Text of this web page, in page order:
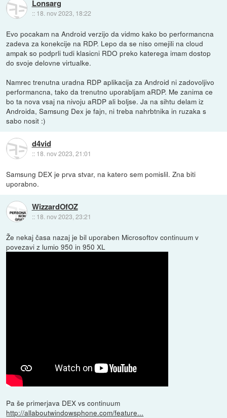
Lonsarg
:: 18. nov 2023, 18:22
Evo pocakam na Android verzijo da vidmo kako bo performancna
zadeva za konekcije na RDP. Lepo da se niso omejili na cloud
ampak so podprli tudi klasicni RDO preko katerega imam dostop
do svoje delovne virtualke.
Namrec trenutna uradna RDP aplikacija za Android ni zadovoljivo
performancna, tako da trenutno uporabljam aRDP. Me zanima ce
bo ta nova vsaj na nivoju aRDP ali boljse. Ja na sihtu delam iz
Androida, Samsung Dex je fajn, ni treba nahrbtnika in ruzaka s
sabo nosit :)
d4vid
:: 18. nov 2023, 21:01
Samsung DEX je prva stvar, na katero sem pomislil. Zna biti
uporabno.
WizzardOfOZ
:: 18. nov 2023, 23:21
Že nekaj časa nazaj je bil uporaben Microsoftov continuum v
povezavi z lumio 950 in 950 XL
Pa še primerjava DEX vs continuum
http://allaboutwindowsphone.com/feature...